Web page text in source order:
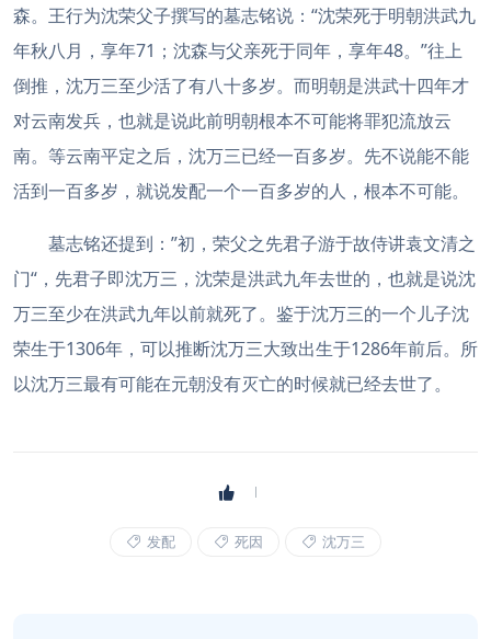
森。王行为沈荣父子撰写的墓志铭说：“沈荣死于明朝洪武九
年秋八月，享年71；沈森与父亲死于同年，享年48。”往上
倒推，沈万三至少活了有八十多岁。而明朝是洪武十四年才
对云南发兵，也就是说此前明朝根本不可能将罪犯流放云
南。等云南平定之后，沈万三已经一百多岁。先不说能不能
活到一百多岁，就说发配一个一百多岁的人，根本不可能。
墓志铭还提到：”初，荣父之先君子游于故侍讲袁文清之
门“，先君子即沈万三，沈荣是洪武九年去世的，也就是说沈
万三至少在洪武九年以前就死了。鉴于沈万三的一个儿子沈
荣生于1306年，可以推断沈万三大致出生于1286年前后。所
以沈万三最有可能在元朝没有灭亡的时候就已经去世了。
发配 死因 沈万三